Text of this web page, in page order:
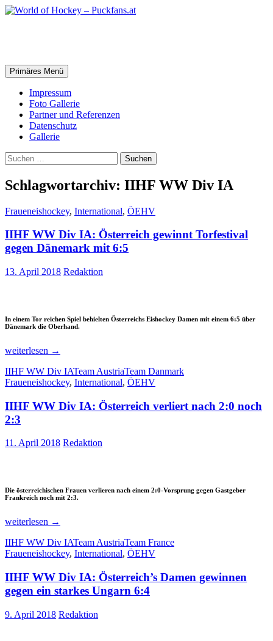
Zum
Suchen
Primäres Menü
Impressum
Foto Gallerie
Partner und Referenzen
Datenschutz
Gallerie
Suchen
nach:
Schlagwortarchiv: IIHF WW Div IA
Fraueneishockey, International, ÖEHV
IIHF WW Div IA: Österreich gewinnt Torfestival
gegen Dänemark mit 6:5
13. April 2018 Redaktion
In einem Tor reichen Spiel behielten Österreichs Eishockey Damen mit einem 6:5 über
Dänemark die Oberhand.
IIHF
Div
IA:
gewinnt
Torfestival
gegen
Dänemark
mit
weiterlesen →
IIHF WW Div IATeam AustriaTeam Danmark
Fraueneishockey, International, ÖEHV
IIHF WW Div IA: Österreich verliert nach 2:0 noch
2:3
11. April 2018 Redaktion
Die österreichischen Frauen verlieren nach einem 2:0-Vorsprung gegen Gastgeber
Frankreich noch mit 2:3.
IIHF
Div
IA:
verliert
nach
2:0
noch
2:3
weiterlesen →
IIHF WW Div IATeam AustriaTeam France
Fraueneishockey, International, ÖEHV
IIHF WW Div IA: Österreich’s Damen gewinnen
gegen ein starkes Ungarn 6:4
9. April 2018 Redaktion